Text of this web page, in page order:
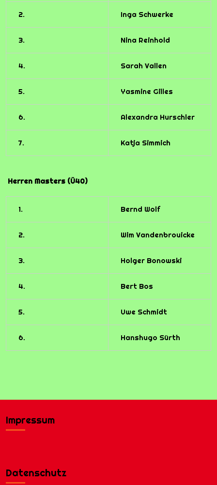
2. Inga Schwerke
3. Nina Reinhold
4. Sarah Vallen
5. Yasmine Gilles
6. Alexandra Hurschler
7. Katja Simmich
Herren Masters (Ü40)
1. Bernd Wolf
2. Wim Vandenbrouicke
3. Holger Bonowski
4. Bert Bos
5. Uwe Schmidt
6. Hanshugo Sürth
Impressum
Datenschutz